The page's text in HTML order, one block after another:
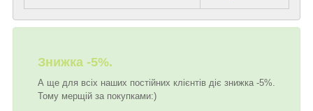
Знижка -5%.
А ще для всіх наших постійних клієнтів діє знижка -5%.
Тому мерщій за покупками:)